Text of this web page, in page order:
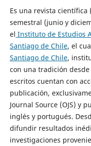
Es una revista
semestral (junio y
el Instituto de Estudios
Santiago de Chile, el
Santiago de Chile,
con una tradición desde
escritos cuentan con
publicación,
Journal Source (OJS) y
inglés y portugués.
difundir resultados
investigaciones